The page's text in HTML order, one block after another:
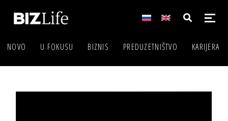
NOVO U FOKUSU BIZNIS PREDUZETNIŠTVO KARIJERA